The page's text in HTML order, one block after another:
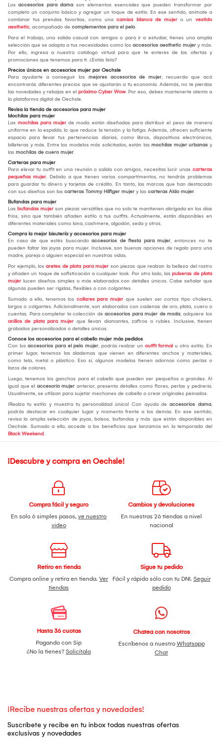
Los accesorios para dama son elementos esenciales que pueden transformar por
completo un conjunto básico y agregar un toque de estilo. En ese sentido, anímate a
combinar tus prendas favoritas, como una camisa blanca de mujer o un vestido
aesthetic, acompañado de complementos para el pelo.
Para el trabajo, una salida casual con amigos o para ir a estudiar, tienes una amplia
selección que se adapta a tus necesidades como los accesorios aesthetic mujer y más.
Por ello, ingresa a nuestro catálogo virtual para que te enteres de las ofertas y
promociones que tenemos para ti. ¿Estás lista?
Precios únicos en accesorios mujer por Oechsle
Para ayudarte a conseguir los mejores accesorios de mujer, recuerda que acá
encontrarás diferentes precios que se ajustarán a tu economía. Además, no te pierdas
las novedades y rebajas en el próximo Cyber Wow. Por eso, debes mantenerte atento a
la plataforma digital de Oechsle.
Revisa la tienda de accesorios para mujer
Mochilas para mujer
Las mochilas para mujer de moda están diseñadas para distribuir el peso de manera
uniforme en la espalda, lo que reduce la tensión y la fatiga. Además, ofrecen suficiente
espacio para llevar tus pertenencias diarias, como libros, dispositivos electrónicos,
billeteras y más. Entre los modelos más solicitados, están las mochilas mujer urbanas y
las mochilas de cuero mujer.
Carteras para mujer
Para elevar tu outfit en una reunión o salida con amigos, necesitas lucir unas carteras
pequeñas mujer. Debido a que tienen varios compartimentos, no tendrás problemas
para guardar tu dinero y tarjetas de crédito. En tanto, las marcas que han destacado
con sus diseños son las carteras Tommy Hilfiger mujer y las carteras Aldo mujer.
Bufandas para mujer
Las bufandas mujer son piezas versátiles que no solo te mantienen abrigada en los días
fríos, sino que también añaden estilo a tus outfits. Actualmente, están disponibles en
diferentes materiales como lana, cashmere, algodón, seda y otros.
Compra la mejor bisutería y accesorios para mujer
En caso de que estés buscando accesorios de fiesta para mujer, entonces no te
pueden faltar las joyas para mujer. Inclusive, son buenas opciones de regalo para una
madre, pareja o alguien especial en nuestras vidas.
Por ejemplo, los aretes de plata para mujer son piezas que realzan la belleza del rostro
y añaden un toque de sofisticación a cualquier look. Por otro lado, las pulseras de plata
mujer lucen diseños simples o más elaborados con detalles únicos. Cabe señalar que
algunas pueden ser rígidas, flexibles o con colgantes.
Sumado a ello, tenemos los collares para mujer que suelen ser cortos tipo chokers,
largos o colgantes. Adicionalmente, son elaborados con cadenas de oro, plata, cuero o
cuentas. Para completar la colección de accesorios para mujer de moda, adquiere los
anillos de plata para mujer que llevan diamantes, zafiros o rubíes. Inclusive, tienen
grabados personalizados o detalles únicos.
Conoce los accesorios para el cabello mujer más pedidos
Con los accesorios para el pelo mujer, podrás realzar un outfit formal u otro estilo. En
primer lugar, tenemos las diademas que vienen en diferentes anchos y materiales,
como tela, metal o plástico. Eso sí, algunos modelos tienen adornos como perlas o
lazos de colores.
Luego, tenemos los ganchos para el cabello que pueden ser pequeños o grandes. Al
igual que el accesorio mujer anterior, presenta detalles como flores, perlas y pedrería.
Usualmente, se utilizan para sujetar mechones de cabello o crear originales peinados.
¡Realza tu estilo y muestra tu personalidad única! Con ayuda de accesorios dama,
podrás destacar en cualquier lugar y momento frente a los demás. En ese sentido,
revisa la amplia selección de joyas, bolsos, bufandas y más que están disponibles en
Oechsle. Sumado a ello, accede a los beneficios que lanzamos en la temporada del
Black Weekend.
¡Descubre y compra en Oechsle!
Compra fácil y seguro
En solo 6 simples pasos, ve nuestro
video
Cambios y devoluciones
En nuestras 26 tiendas a nivel
nacional
Retiro en tienda
Compra online y retira en tienda. Ver
tiendas
Sigue tu pedido
Fácil y rápido sólo con tu DNI. Seguir
pedido
Hasta 36 cuotas
Pagando con Sip
¿No la tienes? Solicítala
Chatea con nosotros
Escríbenos a nuestro Whatsapp
Chat
¡Recibe nuestras ofertas y novedades!
Suscríbete y recibe en tu inbox todas nuestras ofertas
exclusivas y novedades